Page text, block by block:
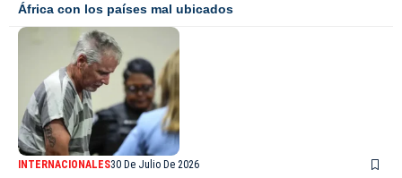
África con los países mal ubicados
INTERNACIONALES30 De Julio De 2026